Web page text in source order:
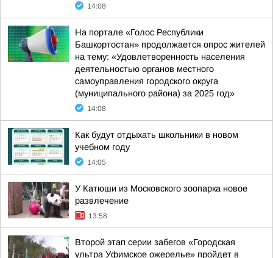
14:08
На портале «Голос Республики
Башкортостан» продолжается опрос жителей
на тему: «Удовлетворенность населения
деятельностью органов местного
самоуправления городского округа
(муниципального района) за 2025 год»
14:08
Как будут отдыхать школьники в новом
учебном году
14:05
У Катюши из Московского зоопарка новое
развлечение
13:58
Второй этап серии забегов «Городская
ультра Уфимское ожерелье» пройдет в